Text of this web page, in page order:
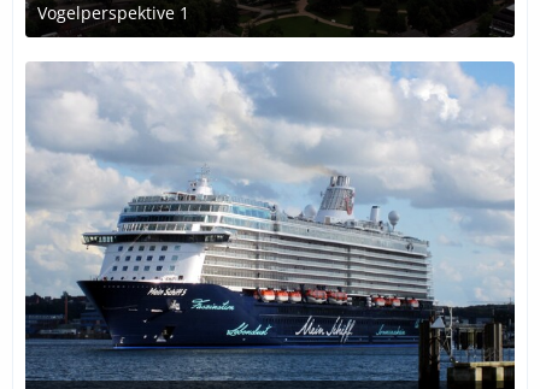
Vogelperspektive 1
4. Dezember 2016 um 13:27